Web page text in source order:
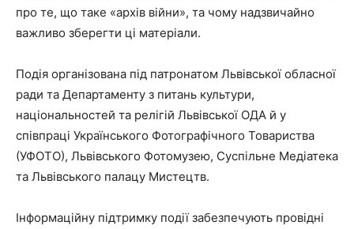
про те, що таке «архів війни», та чому надзвичайно
важливо зберегти ці матеріали.
Подія організована під патронатом Львівської обласної
ради та Департаменту з питань культури,
національностей та релігій Львівської ОДА й у
співпраці Українського Фотографічного Товариства
(УФОТО), Львівського Фотомузею, Суспільне Медіатека
та Львівського палацу Мистецтв.
Інформаційну підтримку події забезпечують провідні